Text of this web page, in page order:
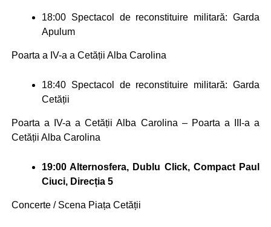
18:00
Spectacol de reconstituire militară: Garda
Apulum
Poarta a IV-a a Cetății Alba Carolina
18:40
Spectacol de reconstituire militară: Garda
Cetății
Poarta a IV-a a Cetății Alba Carolina – Poarta a III-a a
Cetății Alba Carolina
19:00 Alternosfera, Dublu Click, Compact Paul
Ciuci, Direcția 5
Concerte / Scena Piața Cetății